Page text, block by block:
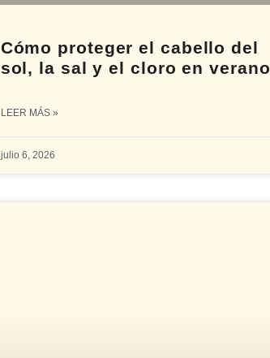
Cómo proteger el cabello del
sol, la sal y el cloro en verano
LEER MÁS »
julio 6, 2026